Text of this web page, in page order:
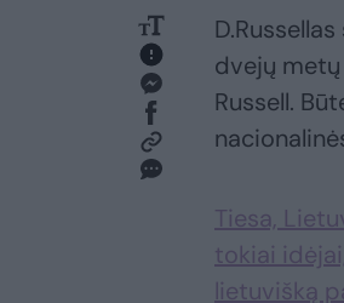
dvejų metų
Russell.
Tiesa,
tokiai
lietuvišką